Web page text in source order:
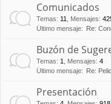
Comunicados
Temas: 11 Mensajes:
Último mensaje:
Re:
Buzón de
Temas: 1 Mensajes: 4
Último mensaje:
Re:
Presentación